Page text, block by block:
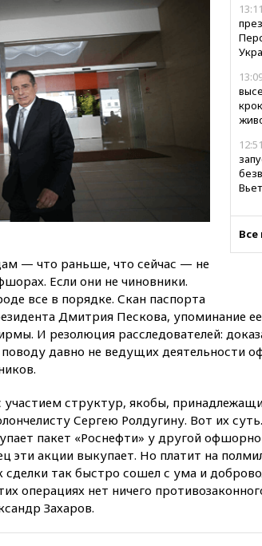
13:11
12:51
Все
— что раньше, что сейчас — не
Если они не чиновники.
все в порядке. Скан паспорта
Дмитрия Пескова, упоминание
И резолюция расследователей:
давно не ведущих деятельности
участием структур, якобы,
Сергею Ролдугину. Вот их
пакет «Роснефти» у другой
эти акции выкупает. Но платит на
сделки так быстро сошел с ума и
операциях нет ничего
Захаров.